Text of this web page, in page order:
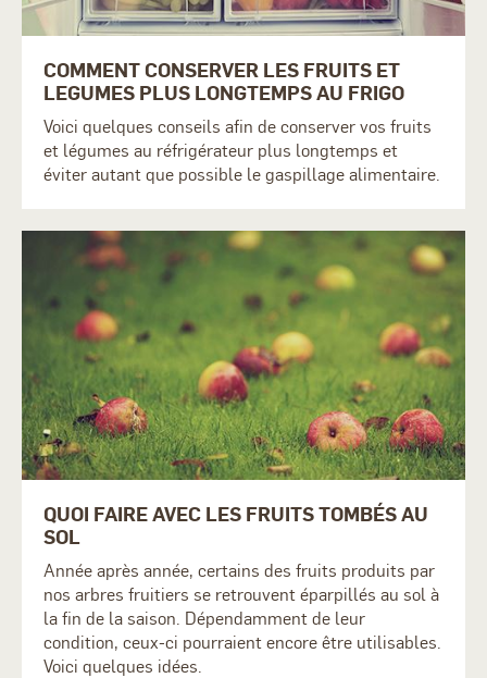
COMMENT CONSERVER LES FRUITS ET
LEGUMES PLUS LONGTEMPS AU FRIGO
Voici quelques conseils afin de conserver vos fruits
et légumes au réfrigérateur plus longtemps et
éviter autant que possible le gaspillage alimentaire.
QUOI FAIRE AVEC LES FRUITS TOMBÉS AU
SOL
Année après année, certains des fruits produits par
nos arbres fruitiers se retrouvent éparpillés au sol à
la fin de la saison. Dépendamment de leur
condition, ceux-ci pourraient encore être utilisables.
Voici quelques idées.